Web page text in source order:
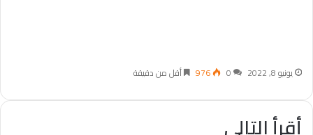
يونيو 8, 2022 0
976 أقل من دقيقة
أقرأ التالي